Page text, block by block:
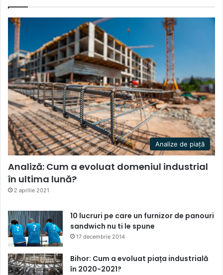
Analize de piață
Analiză: Cum a evoluat domeniul industrial
în ultima lună?
2 aprilie 2021
10 lucruri pe care un furnizor de panouri
sandwich nu ti le spune
17 decembrie 2014
Bihor: Cum a evoluat piața industrială
în 2020-2021?